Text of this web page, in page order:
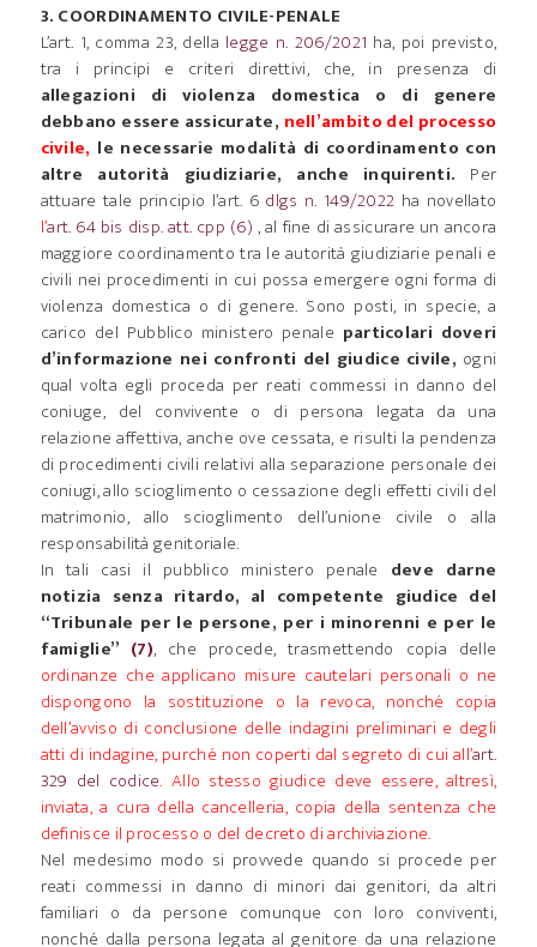
3. COORDINAMENTO CIVILE-PENALE
L’art. 1, comma 23, della legge n. 206/2021 ha, poi previsto,
tra i principi e criteri direttivi, che, in presenza di
allegazioni di violenza domestica o di genere
debbano essere assicurate, nell’ambito del processo
civile, le necessarie modalità di coordinamento con
altre autorità giudiziarie, anche inquirenti. Per
attuare tale principio l’art. 6 dlgs n. 149/2022 ha novellato
l’art. 64 bis disp. att. cpp (6) , al fine di assicurare un ancora
maggiore coordinamento tra le autorità giudiziarie penali e
civili nei procedimenti in cui possa emergere ogni forma di
violenza domestica o di genere. Sono posti, in specie, a
carico del Pubblico ministero penale particolari doveri
d’informazione nei confronti del giudice civile, ogni
qual volta egli proceda per reati commessi in danno del
coniuge, del convivente o di persona legata da una
relazione affettiva, anche ove cessata, e risulti la pendenza
di procedimenti civili relativi alla separazione personale dei
coniugi, allo scioglimento o cessazione degli effetti civili del
matrimonio, allo scioglimento dell’unione civile o alla
responsabilità genitoriale.
In tali casi il pubblico ministero penale deve darne
notizia senza ritardo, al competente giudice del
“Tribunale per le persone, per i minorenni e per le
famiglie” (7), che procede, trasmettendo copia delle
ordinanze che applicano misure cautelari personali o ne
dispongono la sostituzione o la revoca, nonché copia
dell’avviso di conclusione delle indagini preliminari e degli
atti di indagine, purché non coperti dal segreto di cui all’art.
329 del codice. Allo stesso giudice deve essere, altresì,
inviata, a cura della cancelleria, copia della sentenza che
definisce il processo o del decreto di archiviazione.
Nel medesimo modo si provvede quando si procede per
reati commessi in danno di minori dai genitori, da altri
familiari o da persone comunque con loro conviventi,
nonché dalla persona legata al genitore da una relazione